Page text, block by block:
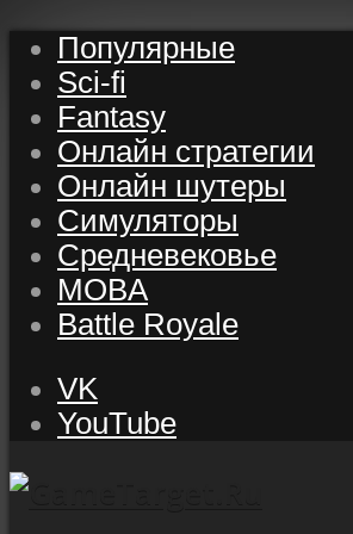
Популярные
Sci-fi
Fantasy
Онлайн стратегии
Онлайн шутеры
Симуляторы
Средневековье
MOBA
Battle Royale
VK
YouTube